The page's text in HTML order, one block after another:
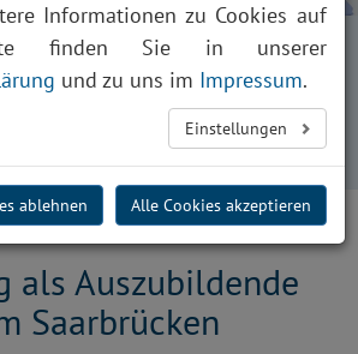
Saarbrücken
Auszubildende im Klinikum
als Auszubildende
Saarbrücken
Informationen zu Cookies auf
finden Sie in unserer
und zu uns im Impressum.
Einstellungen
ablehnen Alle Cookies akzeptieren